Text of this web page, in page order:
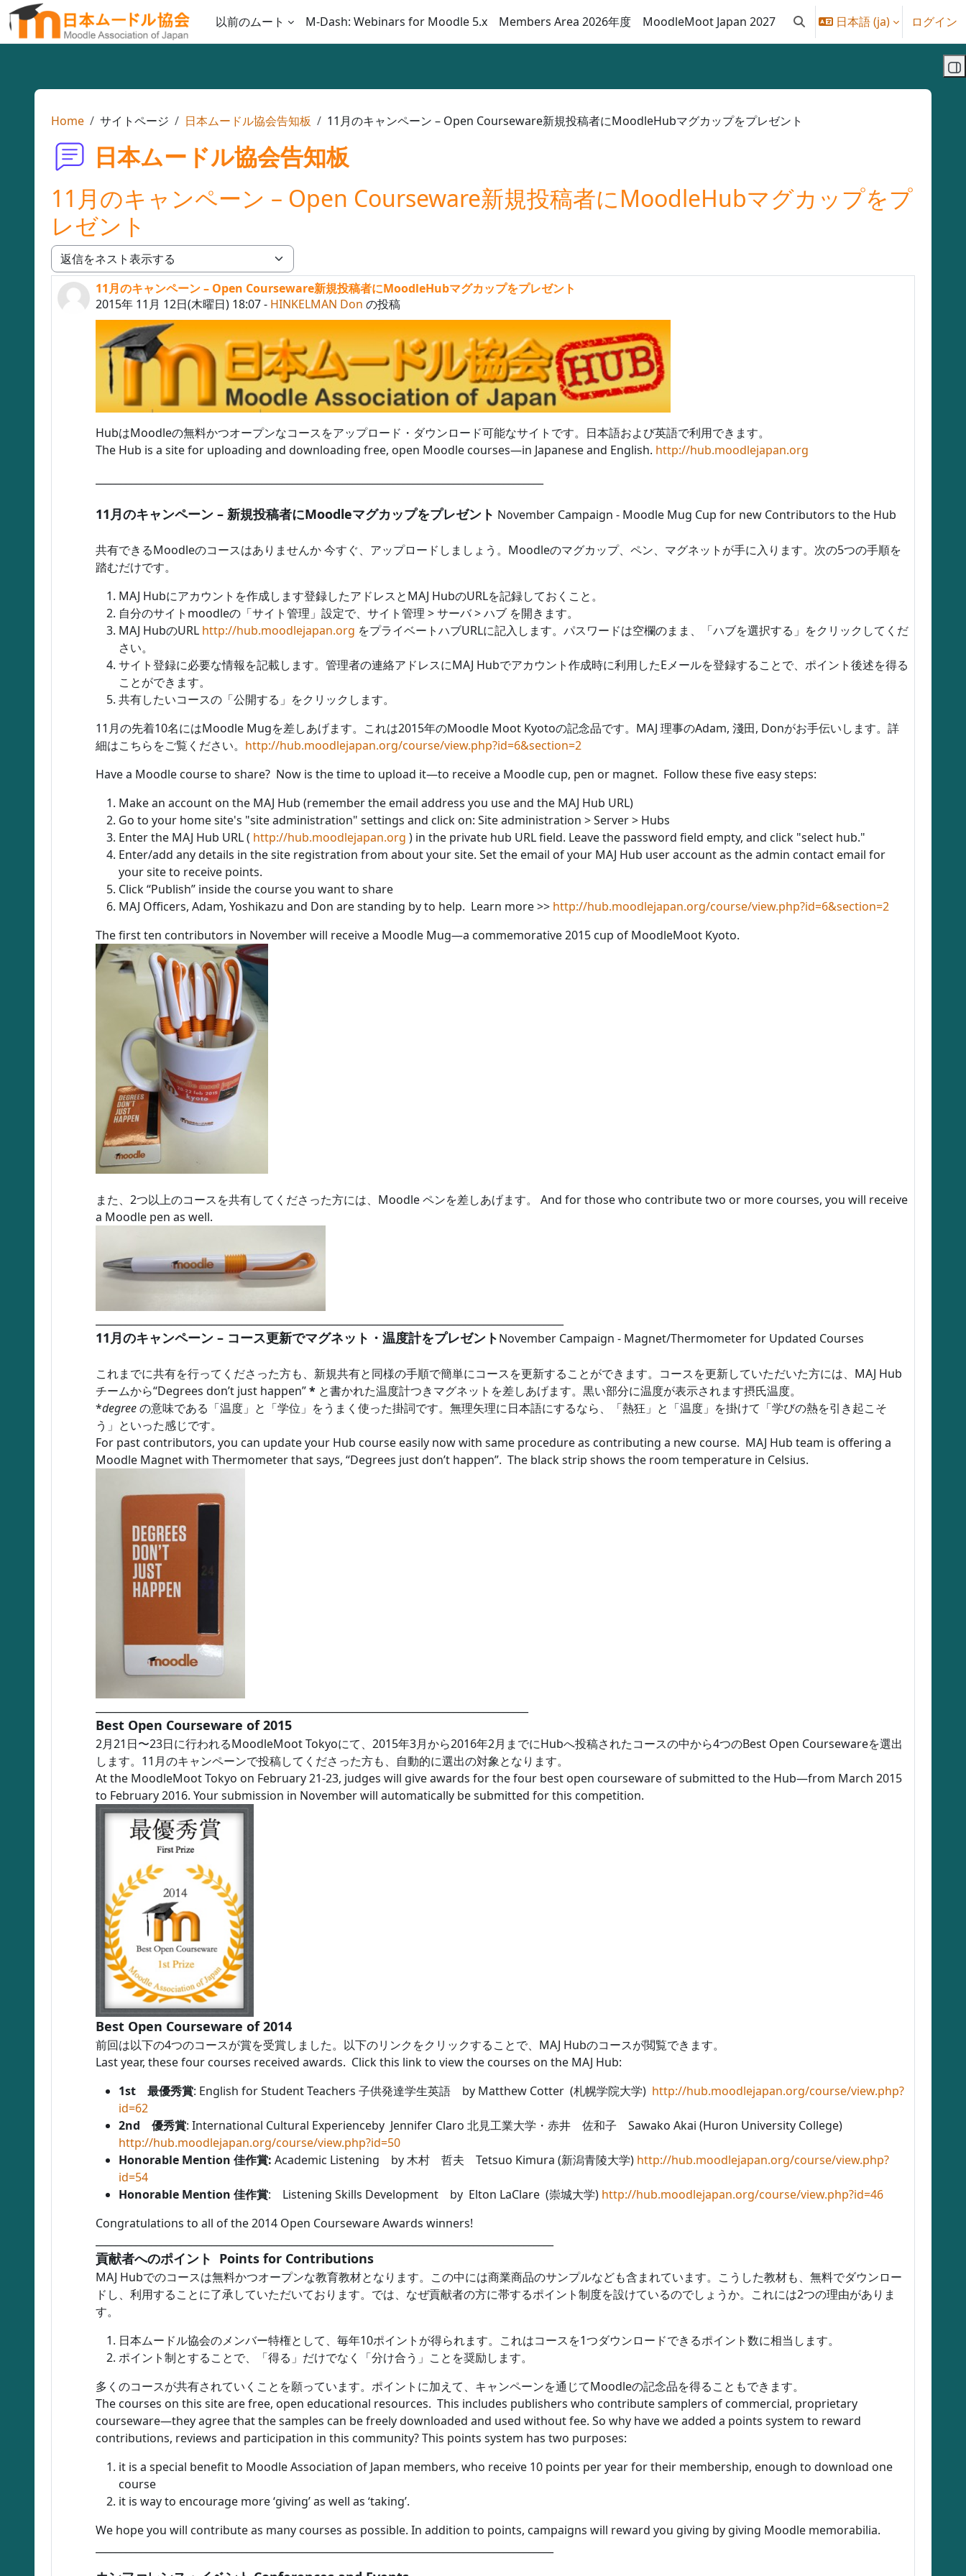
メインコンテンツへスキップする
以前のムート
M-Dash: Webinars for Moodle 5.x Members Area 2026年度 MoodleMoot Japan 2027 検索入力に切り替える
日本語 ‎(ja)‎ ログイン
Home サイトページ 日本ムードル協会告知板 11月のキャンペーン – Open Courseware新規投稿者にMoodleHubマグカップをプレゼント
日本ムードル協会告知板
11月のキャンペーン – Open Courseware新規投稿者にMoodleHubマグカップをプ
レゼント
表示モード
11月のキャンペーン – Open Courseware新規投稿者にMoodleHubマグカップをプレゼント
2015年 11月 12日(木曜日) 18:07- HINKELMAN Don の投稿
返信数: 0
HubはMoodleの無料かつオープンなコースをアップロード・ダウンロード可能なサイトです。日本語および英語で利用できます。
The Hub is a site for uploading and downloading free, open Moodle courses—in Japanese and English. http://hub.moodlejapan.org
11月のキャンペーン – 新規投稿者にMoodleマグカップをプレゼント November Campaign - Moodle Mug Cup for new Contributors to the Hub
共有できるMoodleのコースはありませんか 今すぐ、アップロードしましょう。Moodleのマグカップ、ペン、マグネットが手に入ります。次の5つの手順を
踏むだけです。
MAJ Hubにアカウントを作成します登録したアドレスとMAJ HubのURLを記録しておくこと。
自分のサイトmoodleの「サイト管理」設定で、サイト管理 > サーバ > ハブ を開きます。
MAJ HubのURL http://hub.moodlejapan.org をプライベートハブURLに記入します。パスワードは空欄のまま、「ハブを選択する」をクリックしてくだ
さい。
サイト登録に必要な情報を記載します。管理者の連絡アドレスにMAJ Hubでアカウント作成時に利用したEメールを登録することで、ポイント後述を得る
ことができます。
共有したいコースの「公開する」をクリックします。
11月の先着10名にはMoodle Mugを差しあげます。これは2015年のMoodle Moot Kyotoの記念品です。MAJ 理事のAdam, 淺田, Donがお手伝いします。詳
細はこちらをご覧ください。 http://hub.moodlejapan.org/course/view.php?id=6&section=2
Have a Moodle course to share? Now is the time to upload it—to receive a Moodle cup, pen or magnet. Follow these five easy steps:
Make an account on the MAJ Hub (remember the email address you use and the MAJ Hub URL)
Go to your home site's "site administration" settings and click on: Site administration > Server > Hubs
Enter the MAJ Hub URL ( http://hub.moodlejapan.org ) in the private hub URL field. Leave the password field empty, and click "select hub."
Enter/add any details in the site registration from about your site. Set the email of your MAJ Hub user account as the admin contact email for
your site to receive points.
Click “Publish” inside the course you want to share
MAJ Officers, Adam, Yoshikazu and Don are standing by to help. Learn more >> http://hub.moodlejapan.org/course/view.php?id=6&section=2
The first ten contributors in November will receive a Moodle Mug—a commemorative 2015 cup of MoodleMoot Kyoto.
また、2つ以上のコースを共有してくださった方には、Moodle ペンを差しあげます。 And for those who contribute two or more courses, you will receive
a Moodle pen as well.
11月のキャンペーン – コース更新でマグネット・温度計をプレゼントNovember Campaign - Magnet/Thermometer for Updated Courses
これまでに共有を行ってくださった方も、新規共有と同様の手順で簡単にコースを更新することができます。コースを更新していただいた方には、MAJ Hub
チームから“Degrees don’t just happen”* と書かれた温度計つきマグネットを差しあげます。黒い部分に温度が表示されます摂氏温度。
*degreeの意味である「温度」と「学位」をうまく使った掛詞です。無理矢理に日本語にするなら、「熱狂」と「温度」を掛けて「学びの熱を引き起こそ
う」といった感じです。
For past contributors, you can update your Hub course easily now with same procedure as contributing a new course. MAJ Hub team is offering a
Moodle Magnet with Thermometer that says, “Degrees just don’t happen”. The black strip shows the room temperature in Celsius.
Best Open Courseware of 2015
2月21日〜23日に行われるMoodleMoot Tokyoにて、2015年3月から2016年2月までにHubへ投稿されたコースの中から4つのBest Open Coursewareを選出
します。11月のキャンペーンで投稿してくださった方も、自動的に選出の対象となります。
At the MoodleMoot Tokyo on February 21-23, judges will give awards for the four best open courseware of submitted to the Hub—from March 2015
to February 2016. Your submission in November will automatically be submitted for this competition.
Best Open Courseware of 2014
前回は以下の4つのコースが賞を受賞しました。以下のリンクをクリックすることで、MAJ Hubのコースが閲覧できます。
Last year, these four courses received awards. Click this link to view the courses on the MAJ Hub:
1st 最優秀賞: English for Student Teachers 子供発達学生英語 by Matthew Cotter (札幌学院大学) http://hub.moodlejapan.org/course/view.php?
id=62
2nd 優秀賞: International Cultural Experienceby Jennifer Claro 北見工業大学・赤井 佐和子 Sawako Akai (Huron University College)
http://hub.moodlejapan.org/course/view.php?id=50
Honorable Mention 佳作賞: Academic Listening by 木村 哲夫 Tetsuo Kimura (新潟青陵大学) http://hub.moodlejapan.org/course/view.php?
id=54
Honorable Mention 佳作賞: Listening Skills Development by Elton LaClare (崇城大学) http://hub.moodlejapan.org/course/view.php?id=46
Congratulations to all of the 2014 Open Courseware Awards winners!
貢献者へのポイント Points for Contributions
MAJ Hubでのコースは無料かつオープンな教育教材となります。この中には商業商品のサンプルなども含まれています。こうした教材も、無料でダウンロー
ドし、利用することに了承していただいております。では、なぜ貢献者の方に帯するポイント制度を設けているのでしょうか。これには2つの理由がありま
す。
日本ムードル協会のメンバー特権として、毎年10ポイントが得られます。これはコースを1つダウンロードできるポイント数に相当します。
ポイント制とすることで、「得る」だけでなく「分け合う」ことを奨励します。
多くのコースが共有されていくことを願っています。ポイントに加えて、キャンペーンを通じてMoodleの記念品を得ることもできます。
The courses on this site are free, open educational resources. This includes publishers who contribute samplers of commercial, proprietary
courseware—they agree that the samples can be freely downloaded and used without fee. So why have we added a points system to reward
contributions, reviews and participation in this community? This points system has two purposes:
it is a special benefit to Moodle Association of Japan members, who receive 10 points per year for their membership, enough to download one
course
it is way to encourage more ‘giving’ as well as ‘taking’.
We hope you will contribute as many courses as possible. In addition to points, campaigns will reward you giving by giving Moodle memorabilia.